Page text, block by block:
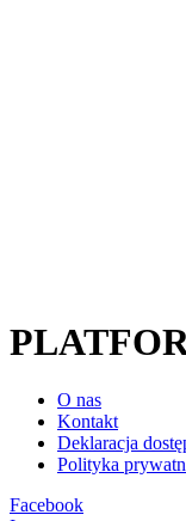
O nas
Kontakt
Deklaracja
Polityka
Facebook